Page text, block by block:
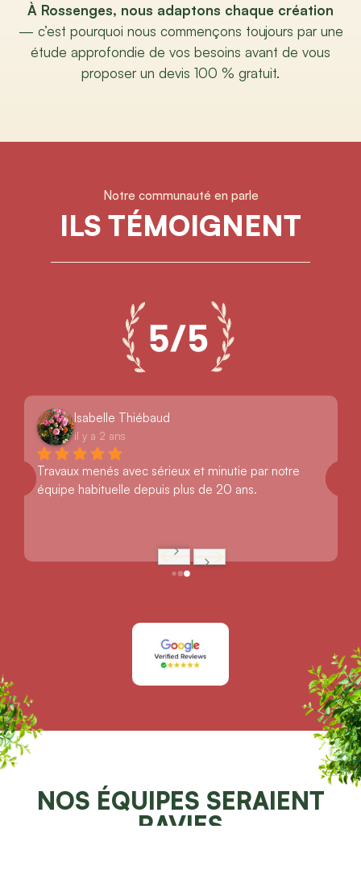
À Rossenges, nous adaptons chaque création
— c’est pourquoi nous commençons toujours par une
étude approfondie de vos besoins avant de vous
proposer un devis 100 % gratuit.
Notre communauté en parle
ILS TÉMOIGNENT
Isabelle Thiébaud
il y a 2 ans
Travaux menés avec sérieux et minutie par notre
équipe habituelle depuis plus de 20 ans.
NOS ÉQUIPES SERAIENT
RAVIES